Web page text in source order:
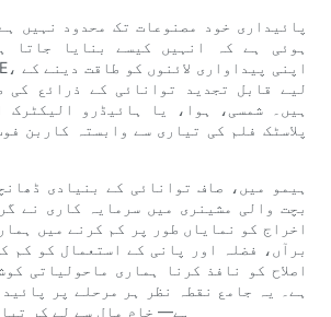
پائیداری خود مصنوعات تک محدود نہیں
ہوئی ہے کہ انہیں کیسے بنایا جاتا
لیے قابل تجدید توانائی کے ذرائع کی
ہیں۔ شمسی، ہوا، یا ہائیڈرو الیکٹرک
پلاسٹک فلم کی تیاری سے وابستہ کاربن
ہیمو میں، صاف توانائی کے بنیادی
بچت والی مشینری میں سرمایہ کاری نے
اخراج کو نمایاں طور پر کم کرنے میں
برآں، فضلہ اور پانی کے استعمال کو کم
اصلاح کو نافذ کرنا ہماری ماحولیاتی
ہے۔ یہ جامع نقطہ نظر ہر مرحلے پر
ہے— خام مال سے لے کر